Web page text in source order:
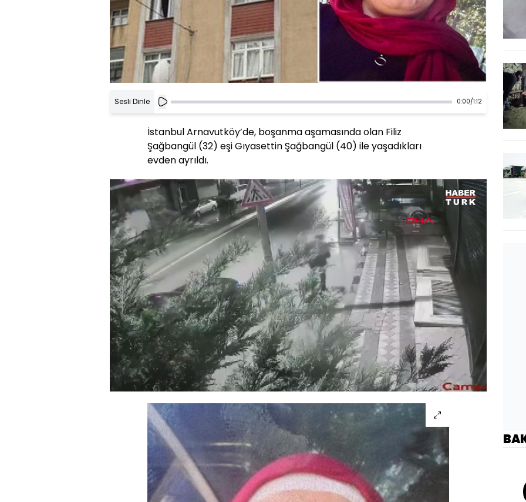
Sesli Dinle 0:00/1:12
İstanbul Arnavutköy’de, boşanma aşamasında olan Filiz
Şağbangül (32) eşi Gıyasettin Şağbangül (40) ile yaşadıkları
evden ayrıldı.
Sesi
Aç
720
Yüklendi:
15.40%
Oynatma
Hızı